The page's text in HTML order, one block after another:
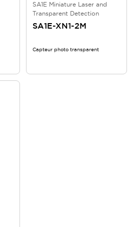
SA1E Miniature Laser and
Transparent Detection
SA1E-XN1-2M
Capteur photo transparent